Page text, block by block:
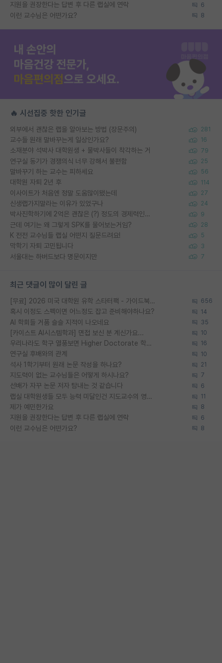
지원을 권장한다는 답변 후 다른 랩실에 연락 6
이런 교수님은 어떤가요? 8
🔥 시선집중 핫한 인기글
외부에서 괜찮은 랩을 알아보는 방법 (장문주의) 281
교수들 원래 말바꾸는게 일상인가요? 16
소재분야 석박사 대학원생 + 물박사들이 착각하는 거 79
연구실 동기가 경쟁의식 너무 강해서 불편함 25
말바꾸기 하는 교수는 피하세요 56
대학원 자퇴 2년 후 114
이사이트가 처음엔 정말 도움많이됐는데 27
신생랩가지말라는 이유가 있었구나 24
박사진학하기에 2억은 괜찮은 (?) 정도의 경제력인가요 9
근데 여기는 왜 그렇게 SPK를 물어보는거임? 28
K 전전 교수님들 랩실 어떤지 질문드려요! 5
막학기 자퇴 고민됩니다 3
서울대는 하버드보다 명문이지만 7
최근 댓글이 많이 달린 글
[무료] 2026 미국 대학원 유학 스타터팩 - 가이드북 & 합격자 컨택메일 템플릿 656
혹시 이정도 스펙이면 어느정도 잡고 준비해야하나요? 14
AI 학회들 거품 슬슬 지적이 나오네요 35
[카이스트 AI시스템학과] 면접 보신 분 계신가요... 10
우리나라도 학구 열풍보면 Higher Doctorate 학위가 필요하다고 봅니다. 16
연구실 후배와의 관계 10
석사 1학기부터 원래 논문 작성을 하나요? 21
지도력이 없는 교수님들은 어떻게 하시나요? 7
선배가 자꾸 논문 저자 탐내는 것 같습니다 6
랩실 대학원생들 모두 능력 미달인건 지도교수의 영향 아닌가? 11
제가 예민한가요 8
지원을 권장한다는 답변 후 다른 랩실에 연락 6
이런 교수님은 어떤가요? 8